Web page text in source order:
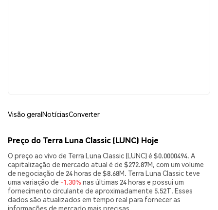
Visão geralNotíciasConverter
Preço do Terra Luna Classic (LUNC) Hoje
O preço ao vivo de Terra Luna Classic (LUNC) é $0.0000494. A
capitalização de mercado atual é de $272.87M, com um volume
de negociação de 24 horas de $8.68M. Terra Luna Classic teve
uma variação de -1.30% nas últimas 24 horas e possui um
fornecimento circulante de aproximadamente 5.52T. Esses
dados são atualizados em tempo real para fornecer as
informações de mercado mais precisas.